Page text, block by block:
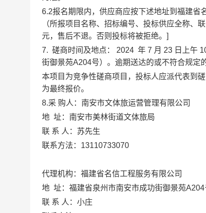
6.2报名期限内，供应商应按下述地址到福建省
（所报项目名称、招标编号、投标供应全称、
元，售后不退。否则投标将被拒绝。]
7. 磋商时间及地点： 2024 年 7 月 23 日上午
街御景苑A204号）。逾期送达的或不符合规定
本项目为竞争性磋商项目，投标人应派代表到
为最终报价。
8.采 购人： 南安市文体旅运营管理有限公司
地 址： 南安市美林街道文体旅局
联 系 人： 苏先生
联系方法： 13110733070
代理机构： 福建省名信工程服务有限公司
地 址： 福建省泉州市南安市成功街御景苑A204
联 系 人： 小庄